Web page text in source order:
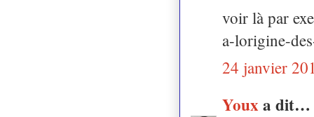
voir là par
a-lorigine-
24 janvier
Youx a dit…